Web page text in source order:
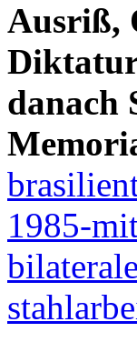
Ausriß,
danach
1985-